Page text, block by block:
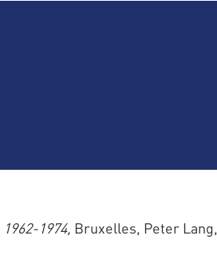
1974, Bruxelles, Peter Lang,